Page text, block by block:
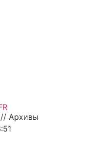
Архивы